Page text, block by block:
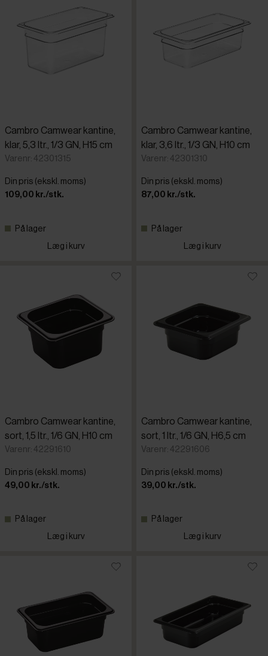
Cambro Camwear kantine,
klar, 5,3 ltr., 1/3 GN, H15 cm
Varenr: 42301315
Din pris (ekskl. moms)
109,00 kr./stk.
På lager
Læg i kurv
Cambro Camwear kantine,
klar, 3,6 ltr., 1/3 GN, H10 cm
Varenr: 42301310
Din pris (ekskl. moms)
87,00 kr./stk.
På lager
Læg i kurv
Cambro Camwear kantine,
sort, 1,5 ltr., 1/6 GN, H10 cm
Varenr: 42291610
Din pris (ekskl. moms)
49,00 kr./stk.
På lager
Læg i kurv
Cambro Camwear kantine,
sort, 1 ltr., 1/6 GN, H6,5 cm
Varenr: 42291606
Din pris (ekskl. moms)
39,00 kr./stk.
På lager
Læg i kurv